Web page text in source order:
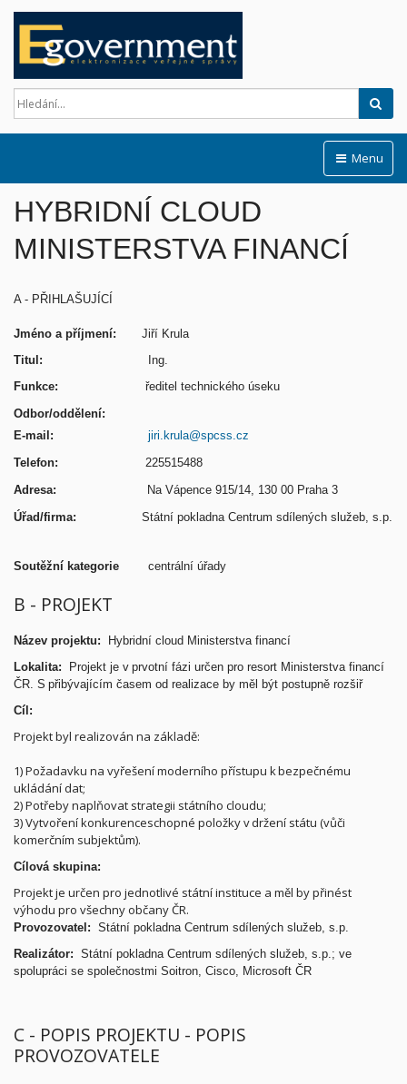
Menu
HYBRIDNÍ CLOUD
MINISTERSTVA FINANCÍ
A - PŘIHLAŠUJÍCÍ
Jméno a příjmení: Jiří Krula
Titul: Ing.
Funkce:
ředitel technického úseku
Odbor/oddělení:
E-mail:
jiri.krula@spcss.cz
Telefon:
225515488
Adresa:
Na Vápence 915/14, 130 00 Praha 3
Úřad/firma:
Státní pokladna Centrum sdílených služeb, s.p.
Soutěžní kategorie centrální úřady
B - PROJEKT
Název projektu:
Hybridní cloud Ministerstva financí
Lokalita:
Projekt je v prvotní fázi určen pro resort Ministerstva financí
ČR. S přibývajícím časem od realizace by měl být postupně rozšiř
Cíl:
Projekt byl realizován na základě:
1) Požadavku na vyřešení moderního přístupu k bezpečnému
ukládání dat;
2) Potřeby naplňovat strategii státního cloudu;
3) Vytvoření konkurenceschopné položky v držení státu (vůči
komerčním subjektům).
Cílová skupina:
Projekt je určen pro jednotlivé státní instituce a měl by přinést
výhodu pro všechny občany ČR.
Provozovatel: Státní pokladna Centrum sdílených služeb, s.p.
Realizátor: Státní pokladna Centrum sdílených služeb, s.p.; ve
spolupráci se společnostmi Soitron, Cisco, Microsoft ČR
C - POPIS PROJEKTU - POPIS
PROVOZOVATELE